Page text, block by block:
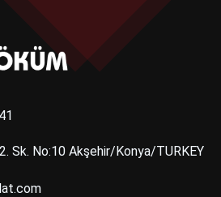
Sk. No:10 Akşehir/Konya/TURKEY